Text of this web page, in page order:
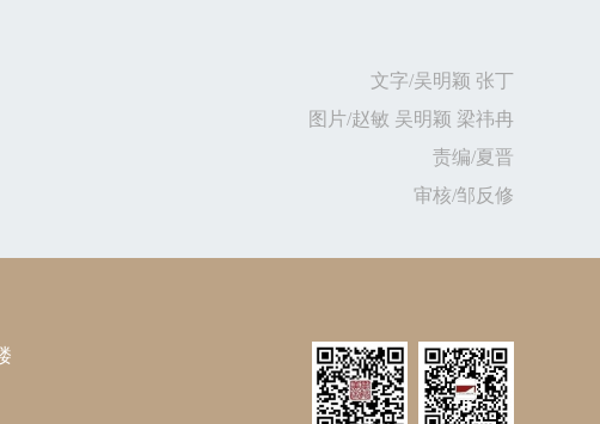
文字/吴明颖 张丁
图片/赵敏 吴明颖 梁祎冉
责编/夏晋
审核/邹反修